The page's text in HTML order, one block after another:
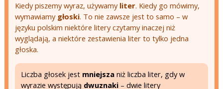
Kiedy piszemy wyraz, używamy liter. Kiedy go mówimy,
wymawiamy głoski. To nie zawsze jest to samo – w
języku polskim niektóre litery czytamy inaczej niż
wyglądają, a niektóre zestawienia liter to tylko jedna
głoska.
Liczba głosek jest mniejsza niż liczba liter, gdy w
wyrazie występują dwuznaki – dwie litery